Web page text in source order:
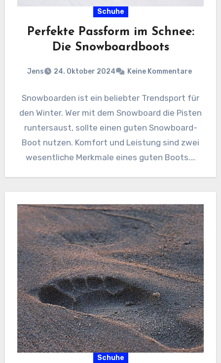
Schuhe
Perfekte Passform im Schnee:
Die Snowboardboots
Jens 24. Oktober 2024 Keine Kommentare
Snowboarden ist ein beliebter Trendsport für
den Winter. Wer mit dem Snowboard die Pisten
runtersaust, sollte einen guten Snowboard-
Boot nutzen. Komfort und Leistung sind zwei
wesentliche Merkmale eines guten Boots.…
Schuhe